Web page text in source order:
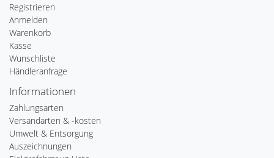
Registrieren
Anmelden
Warenkorb
Kasse
Wunschliste
Händleranfrage
Informationen
Zahlungsarten
Versandarten & -kosten
Umwelt & Entsorgung
Auszeichnungen